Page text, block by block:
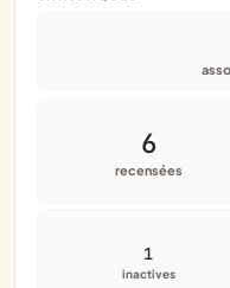
6
recensées
1
inactives